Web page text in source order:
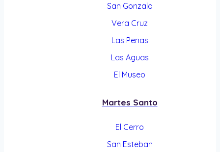
San Gonzalo
Vera Cruz
Las Penas
Las Aguas
El Museo
Martes Santo
El Cerro
San Esteban